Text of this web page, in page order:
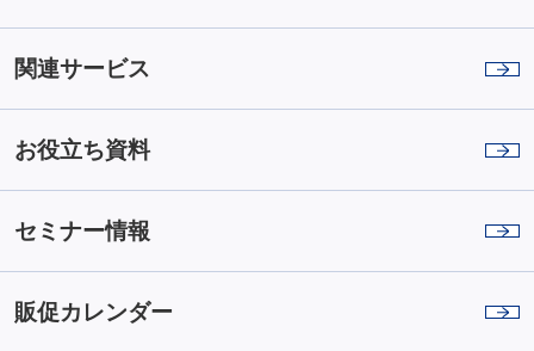
関連サービス
お役立ち資料
セミナー情報
販促カレンダー